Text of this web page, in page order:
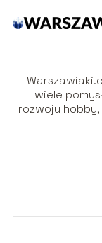
wiele
rozwoju